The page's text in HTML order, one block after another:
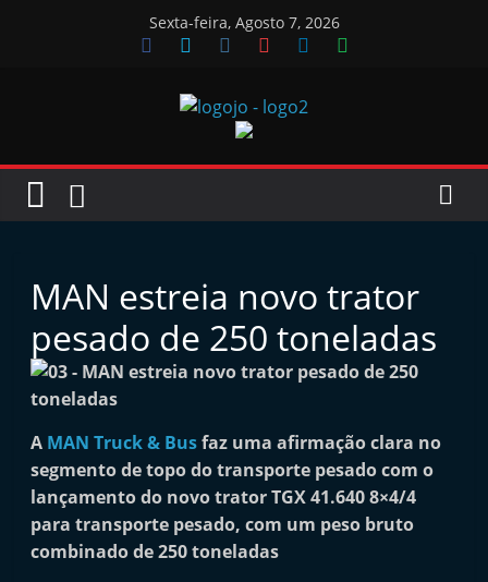
Sexta-feira, Agosto 7, 2026
Jornal
Oficinas
o
r
a
l
i
n
d
MAN estreia novo trator
pesado de 250 toneladas
A MAN Truck & Busfaz uma afirmação clara no
segmento de topo do transporte pesado com o
lançamento do novo trator TGX 41.640 8×4/4
para transporte pesado, com um peso bruto
combinado de 250 toneladas